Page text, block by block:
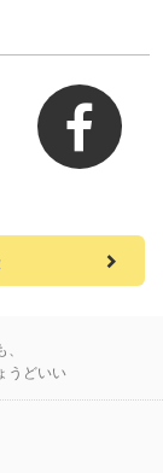
うどいい